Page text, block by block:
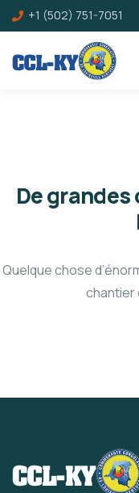
+1 (502) 751-7051
De
Quelque chose
chantier